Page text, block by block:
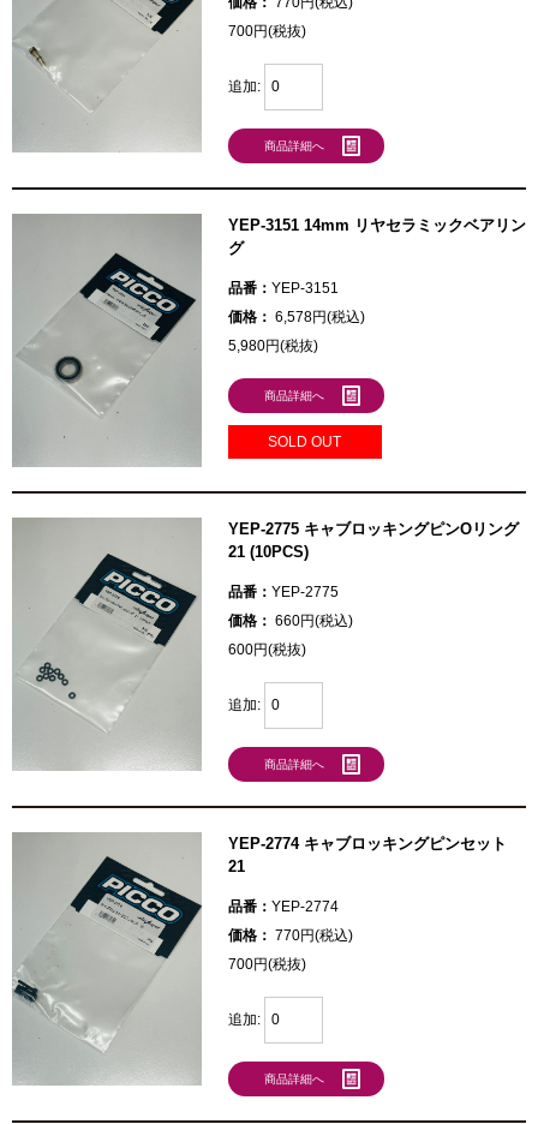
700円(税抜)
追加:
商品詳細へ
YEP-3151 14mm リヤセラミックベアリン
グ
品番： YEP-3151
価格： 6,578円(税込)
5,980円(税抜)
商品詳細へ
SOLD OUT
YEP-2775 キャブロッキングピンOリング
21 (10PCS)
品番： YEP-2775
価格： 660円(税込)
600円(税抜)
追加:
商品詳細へ
YEP-2774 キャブロッキングピンセット
21
品番： YEP-2774
価格： 770円(税込)
700円(税抜)
追加:
商品詳細へ